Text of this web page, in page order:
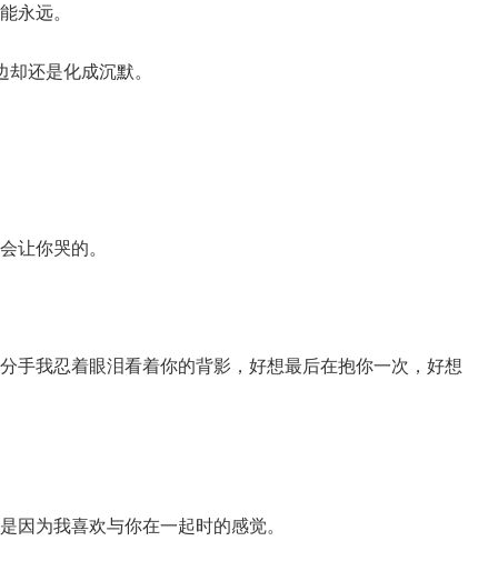
永远。
还是化成沉默。
让你哭的。
手我忍着眼泪看着你的背影，好想最后在抱你一次，好想
因为我喜欢与你在一起时的感觉。